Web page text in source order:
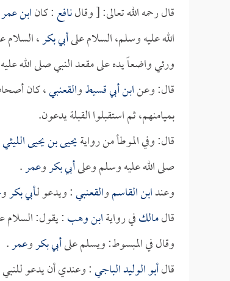
قال رحمه الله تعالى: [ وقالنافع: كانابن عمر
الله عليه وسلم، السلام علىأبي بكر،
ورئي واضعاً يده على مقعد النبي صلى الله
قال: وعنابن أبي قسيطوالقعنبي، كان
بميامنهم، ثم استقبلوا القبلة يدعون.
قال: وفي الموطأ من روايةيحيى بن يحيى الليثي
صلى الله عليه وسلم وعلىأبي بكروعمر.
وعندابن القاسموالقعنبي: ويدعو لـأبي بكرو
قالمالكفي روايةابن وهب: يقول: السلام
وقال في المبسوط: ويسلم علىأبي بكروعمر.
قالأبو الوليد الباجي: وعندي أن يدعو للنبي